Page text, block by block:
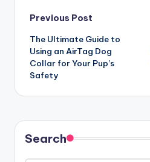
Post
navigation
Previous Post
The Ultimate Guide to
Using an AirTag Dog
Collar for Your Pup’s
Safety
Search